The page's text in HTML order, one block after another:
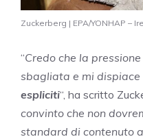
Zuckerberg | EPA/YONHAP –
“Credo che la
sbagliata e mi dispiace
espliciti“, ha scritto
convinto che non
standard di contenuto